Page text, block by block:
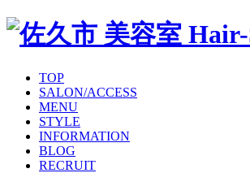
TOP
SALON/ACCESS
MENU
STYLE
INFORMATION
BLOG
RECRUIT